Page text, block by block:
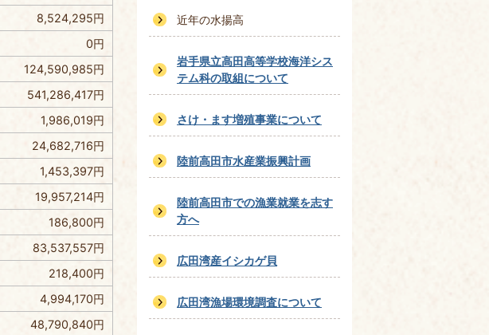
8,524,295円
0円
124,590,985円
541,286,417円
1,986,019円
24,682,716円
1,453,397円
19,957,214円
186,800円
83,537,557円
218,400円
4,994,170円
48,790,840円
近年の水揚高
岩手県立高田高等学校海洋シス
テム科の取組について
さけ・ます増殖事業について
陸前高田市水産業振興計画
陸前高田市での漁業就業を志す
方へ
広田湾産イシカゲ貝
広田湾漁場環境調査について